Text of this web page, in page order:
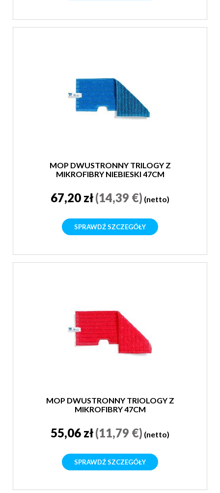
MOP DWUSTRONNY TRILOGY Z
MIKROFIBRY NIEBIESKI 47CM
67,20 zł(14,39 €) (netto)
SPRAWDŹ SZCZEGÓŁY
MOP DWUSTRONNY TRIOLOGY Z
MIKROFIBRY 47CM
55,06 zł(11,79 €) (netto)
SPRAWDŹ SZCZEGÓŁY